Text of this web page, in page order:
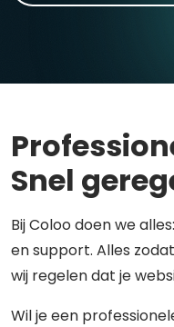
Snel
Bij Coloo doen we
en support. Alles
wij regelen dat je
Wil je een